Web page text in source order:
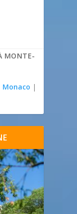
MONTE-
Monaco |